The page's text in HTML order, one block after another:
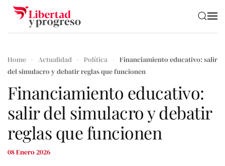
Skip to main content
Home Actualidad Política
Financiamiento educativo: salir
del simulacro y debatir reglas que funcionen
Financiamiento educativo:
salir del simulacro y debatir
reglas que funcionen
08 Enero 2026